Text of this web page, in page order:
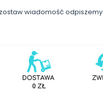
wiadomość odpiszemy